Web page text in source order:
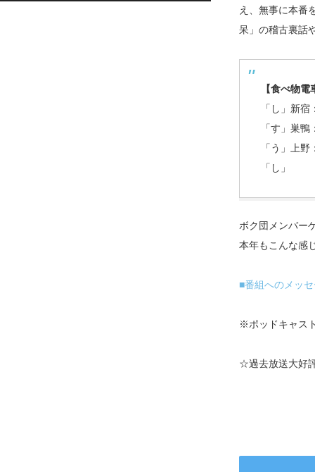
え、無事に本番
呆」の稽古裏話
【食べ物
「し」新
「す」巣
「う」上
「し」
ボク団メンバー
本年もこんな感
■番組へのメッ
※ポッドキャス
☆過去放送大好